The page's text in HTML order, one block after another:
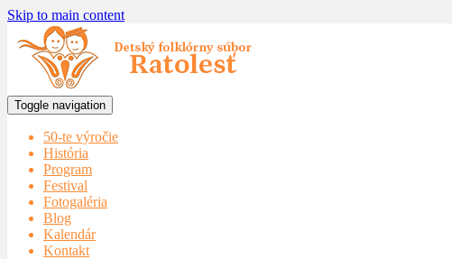
Skip to main content
Toggle navigation
50-te výročie
História
Program
Festival
Fotogaléria
Blog
Kalendár
Kontakt